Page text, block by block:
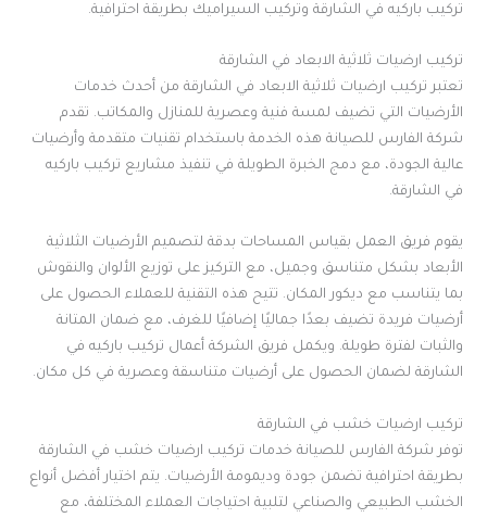
تركيب باركيه في الشارقة وتركيب السيراميك بطريقة احترافية.
تركيب ارضيات ثلاثية الابعاد في الشارقة
تعتبر تركيب ارضيات ثلاثية الابعاد في الشارقة من أحدث خدمات
الأرضيات التي تضيف لمسة فنية وعصرية للمنازل والمكاتب. تقدم
شركة الفارس للصيانة هذه الخدمة باستخدام تقنيات متقدمة وأرضيات
عالية الجودة، مع دمج الخبرة الطويلة في تنفيذ مشاريع تركيب باركيه
في الشارقة.
يقوم فريق العمل بقياس المساحات بدقة لتصميم الأرضيات الثلاثية
الأبعاد بشكل متناسق وجميل، مع التركيز على توزيع الألوان والنقوش
بما يتناسب مع ديكور المكان. تتيح هذه التقنية للعملاء الحصول على
أرضيات فريدة تضيف بعدًا جماليًا إضافيًا للغرف، مع ضمان المتانة
والثبات لفترة طويلة. ويكمل فريق الشركة أعمال تركيب باركيه في
الشارقة لضمان الحصول على أرضيات متناسقة وعصرية في كل مكان.
تركيب ارضيات خشب في الشارقة
توفر شركة الفارس للصيانة خدمات تركيب ارضيات خشب في الشارقة
بطريقة احترافية تضمن جودة وديمومة الأرضيات. يتم اختيار أفضل أنواع
الخشب الطبيعي والصناعي لتلبية احتياجات العملاء المختلفة، مع